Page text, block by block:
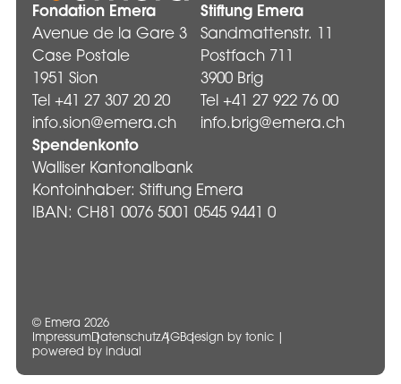
Fondation Emera
Avenue de la Gare 3
Case Postale
1951 Sion
Tel +41 27 307 20 20
info.sion@emera.ch
Stiftung Emera
Sandmattenstr. 11
Postfach 711
3900 Brig
Tel +41 27 922 76 00
info.brig@emera.ch
Spendenkonto
Walliser Kantonalbank
Kontoinhaber: Stiftung Emera
IBAN: CH81 0076 5001 0545 9441 0
© Emera 2026
ImpressumDatenschutzAGBdesign by tonic
powered by indual